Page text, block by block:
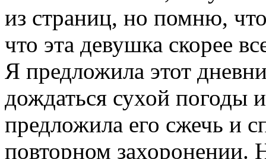
из страниц, но помню,
что эта девушка скорее
Я предложила этот
дождаться сухой погоды
предложила его сжечь и
повторном захоронении.